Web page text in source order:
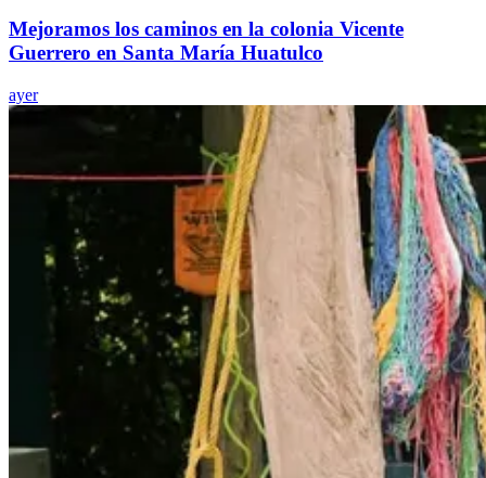
Mejoramos los caminos en la colonia Vicente
Guerrero en Santa María Huatulco
ayer